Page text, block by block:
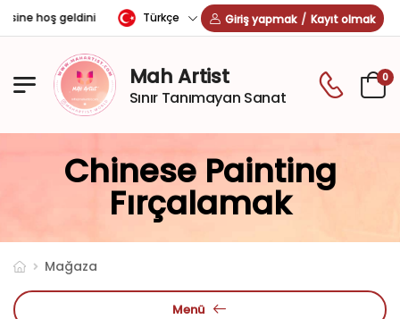
hoş geldiniz! Türkçe Giriş yapmak / Kayıt olmak
Mah Artist
Sınır Tanımayan Sanat
0
Chinese Painting
Fırçalamak
Mağaza
Menü